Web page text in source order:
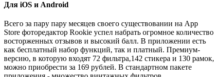
Для iOS и Android
Всего за пару пару месяцев своего существовании на App
Store фоторедактор Rookie успел набрать огромное количество
восторженных отзывов и высокий балл. В приложении есть
как бесплатный набор функций, так и платный. Премиум-
версию, в которую входят 72 фильтра,142 стикера и 130 рамок,
можно приобрести за 169 рублей. В стандартном пакете